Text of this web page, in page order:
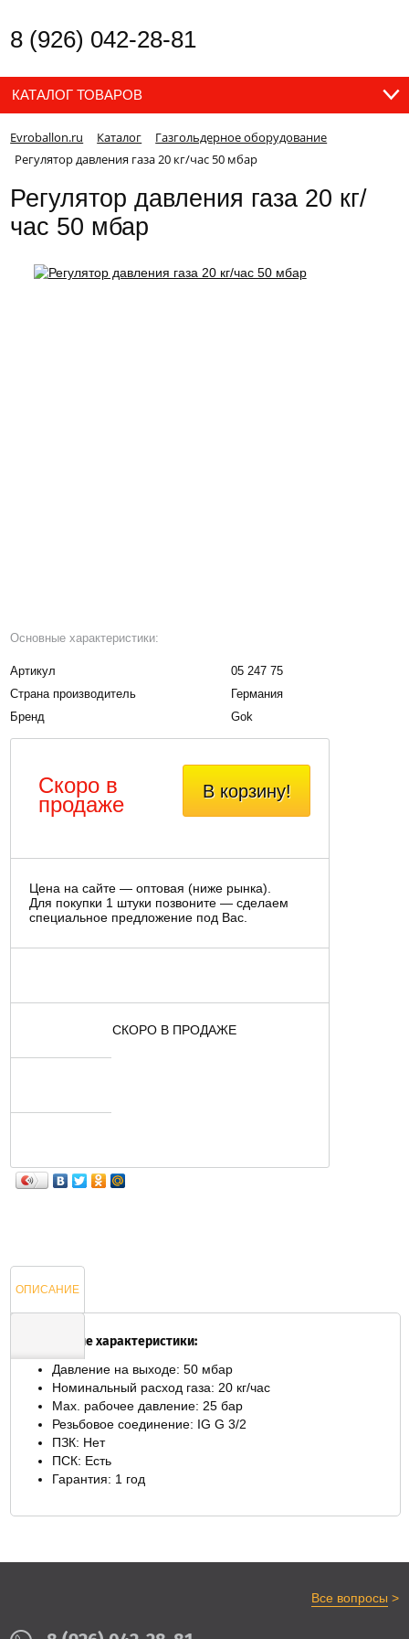
8 (926) 042-28-81
КАТАЛОГ ТОВАРОВ
Evroballon.ru Каталог
Газгольдерное оборудование
Регулятор давления газа 20 кг/час 50 мбар
Регулятор давления газа 20 кг/
час 50 мбар
Основные характеристики:
Артикул
05 247 75
Страна производитель
Германия
Бренд
Gok
В корзину!
Скоро в
продаже
Цена на сайте — оптовая (ниже рынка).
Для покупки 1 штуки позвоните — сделаем
специальное предложение под Вас.
СКОРО В ПРОДАЖЕ
ОПИСАНИЕ
ОТЗЫВЫ
Технические характеристики:
Давление на выходе: 50 мбар
Номинальный расход газа: 20 кг/час
Max. рабочее давление: 25 бар
Резьбовое соединение: IG G 3/2
ПЗК: Нет
ПСК: Есть
Гарантия: 1 год
Все вопросы >